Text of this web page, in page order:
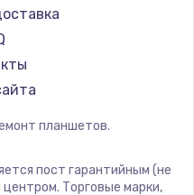
планшетов.
пост гарантийным (не
Торговые марки,